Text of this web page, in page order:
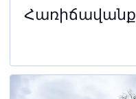
Հառիճավանք